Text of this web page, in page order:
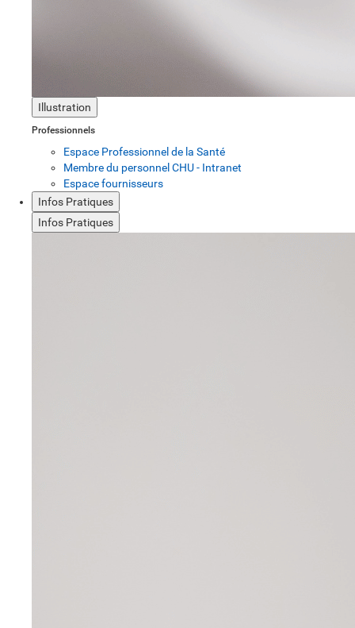
Illustration
Professionnels
Espace Professionnel de la Santé
Membre du personnel CHU - Intranet
Espace fournisseurs
Infos Pratiques
Infos Pratiques